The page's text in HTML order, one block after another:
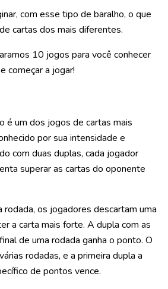
com esse tipo de baralho, o que
cartas dos mais diferentes.
10 jogos para você conhecer
começar a jogar!
é um dos jogos de cartas mais
por sua intensidade e
com duas duplas, cada jogador
superar as cartas do oponente
rodada, os jogadores descartam uma
a carta mais forte. A dupla com as
de uma rodada ganha o ponto. O
rodadas, e a primeira dupla a
de pontos vence.